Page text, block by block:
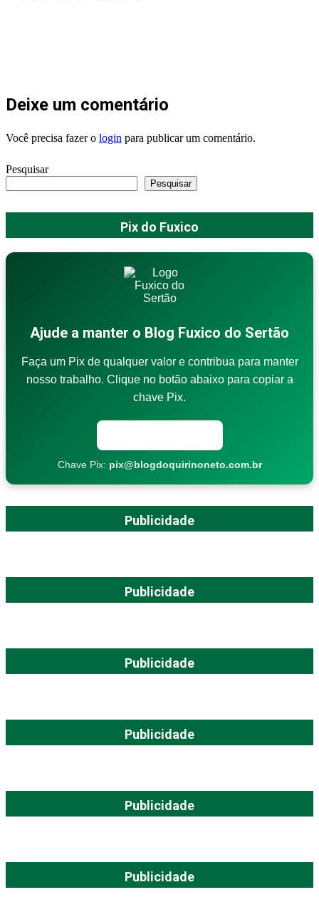
Deixe um comentário
Você precisa fazer o login para publicar um comentário.
Pesquisar
Pesquisar
Pix do Fuxico
Ajude a manter o Blog Fuxico do Sertão
Faça um Pix de qualquer valor e contribua para manter
nosso trabalho. Clique no botão abaixo para copiar a
chave Pix.
Chave Pix: pix@blogdoquirinoneto.com.br
Publicidade
Publicidade
Publicidade
Publicidade
Publicidade
Publicidade